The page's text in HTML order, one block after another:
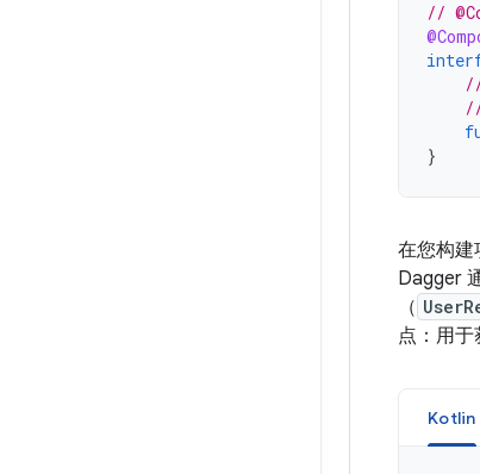
//
}
在您构建
Dagger
（
点：用于
Kotlin